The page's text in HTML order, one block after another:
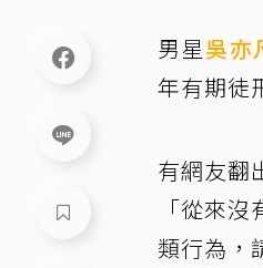
男星吳亦
年有期徒
有網友翻
「從來
類行為，